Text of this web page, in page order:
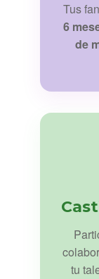
Tus
6
de
tu